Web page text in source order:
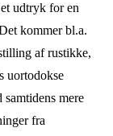
udtryk for en
kommer bl.a.
af rustikke,
uortodokse
mere
fra